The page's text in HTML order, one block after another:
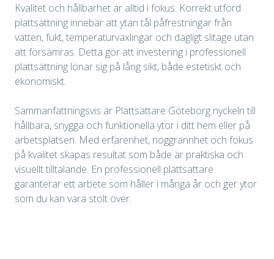
Kvalitet och hållbarhet är alltid i fokus. Korrekt utförd
plattsättning innebär att ytan tål påfrestningar från
vatten, fukt, temperaturväxlingar och dagligt slitage utan
att försämras. Detta gör att investering i professionell
plattsättning lönar sig på lång sikt, både estetiskt och
ekonomiskt.
Sammanfattningsvis är Plattsättare Göteborg nyckeln till
hållbara, snygga och funktionella ytor i ditt hem eller på
arbetsplatsen. Med erfarenhet, noggrannhet och fokus
på kvalitet skapas resultat som både är praktiska och
visuellt tilltalande. En professionell plattsättare
garanterar ett arbete som håller i många år och ger ytor
som du kan vara stolt över.